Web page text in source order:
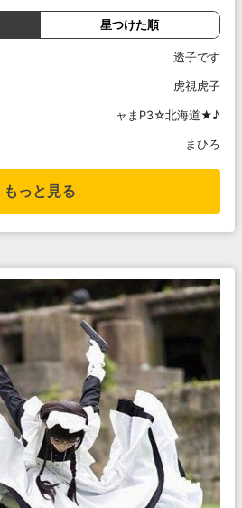
星つけた順
透子です
虎視虎子
ャまP3☆北海道★♪
まひろ
もっと見る